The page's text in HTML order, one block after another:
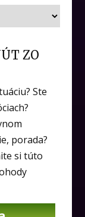
ZO
Ste
porada?
si túto